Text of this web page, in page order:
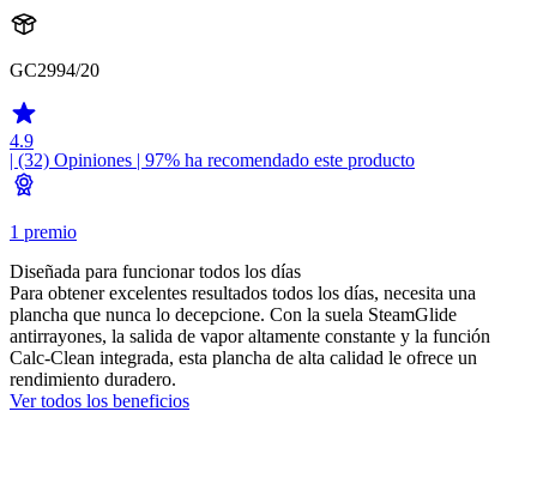
GC2994/20
4.9
| (32) Opiniones | 97% ha recomendado este producto
1 premio
Diseñada para funcionar todos los días
Para obtener excelentes resultados todos los días, necesita una
plancha que nunca lo decepcione. Con la suela SteamGlide
antirrayones, la salida de vapor altamente constante y la función
Calc-Clean integrada, esta plancha de alta calidad le ofrece un
rendimiento duradero.
Ver todos los beneficios